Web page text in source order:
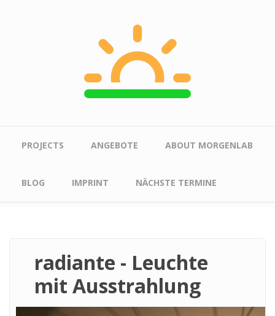
Main menu
PROJECTS ANGEBOTE ABOUT MORGENLAB
BLOG IMPRINT NÄCHSTE TERMINE
radiante - Leuchte
mit Ausstrahlung